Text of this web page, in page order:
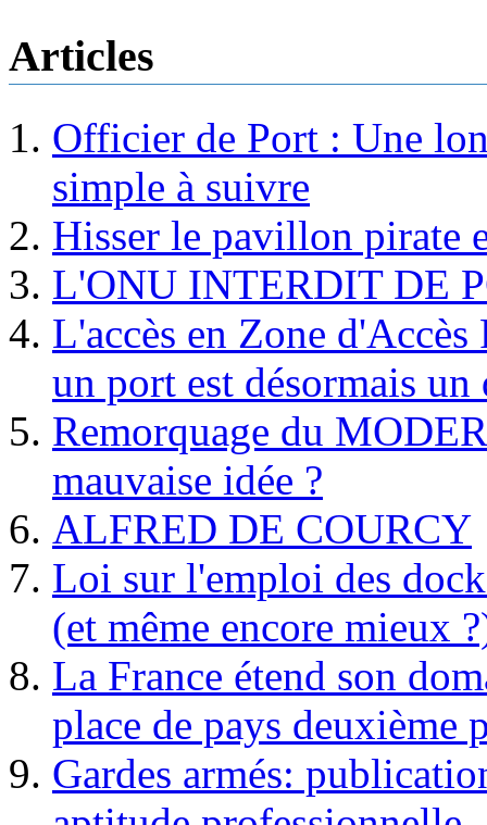
Articles
Officier de Port : Une
simple à suivre
Hisser le pavillon pirate
L'ONU INTERDIT DE
L'accès en Zone
un port est désormais un
Remorquage du
mauvaise idée ?
ALFRED DE COURCY
Loi sur l'emploi des
(et même encore mieux
La France étend son
place de pays deuxième
Gardes armés: